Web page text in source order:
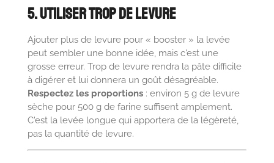
5. Utiliser Trop de Levure
Ajouter plus de levure pour « booster » la levée
peut sembler une bonne idée, mais c'est une
grosse erreur. Trop de levure rendra la pâte difficile
à digérer et lui donnera un goût désagréable.
Respectez les proportions: environ 5 g de levure
sèche pour 500 g de farine suffisent amplement.
C'est la levée longue qui apportera de la légèreté,
pas la quantité de levure.